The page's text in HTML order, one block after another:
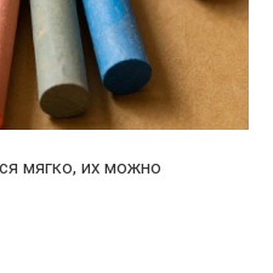
мягко, их можно